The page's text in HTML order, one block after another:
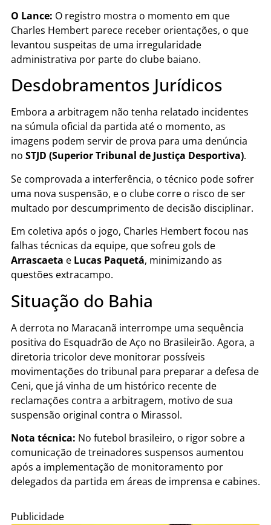
O Lance: O registro mostra o momento em que
Charles Hembert parece receber orientações, o que
levantou suspeitas de uma irregularidade
administrativa por parte do clube baiano.
Desdobramentos Jurídicos
Embora a arbitragem não tenha relatado incidentes
na súmula oficial da partida até o momento, as
imagens podem servir de prova para uma denúncia
no STJD (Superior Tribunal de Justiça Desportiva).
Se comprovada a interferência, o técnico pode sofrer
uma nova suspensão, e o clube corre o risco de ser
multado por descumprimento de decisão disciplinar.
Em coletiva após o jogo, Charles Hembert focou nas
falhas técnicas da equipe, que sofreu gols de
Arrascaeta e Lucas Paquetá, minimizando as
questões extracampo.
Situação do Bahia
A derrota no Maracanã interrompe uma sequência
positiva do Esquadrão de Aço no Brasileirão. Agora, a
diretoria tricolor deve monitorar possíveis
movimentações do tribunal para preparar a defesa de
Ceni, que já vinha de um histórico recente de
reclamações contra a arbitragem, motivo de sua
suspensão original contra o Mirassol.
Nota técnica: No futebol brasileiro, o rigor sobre a
comunicação de treinadores suspensos aumentou
após a implementação de monitoramento por
delegados da partida em áreas de imprensa e cabines.
Publicidade